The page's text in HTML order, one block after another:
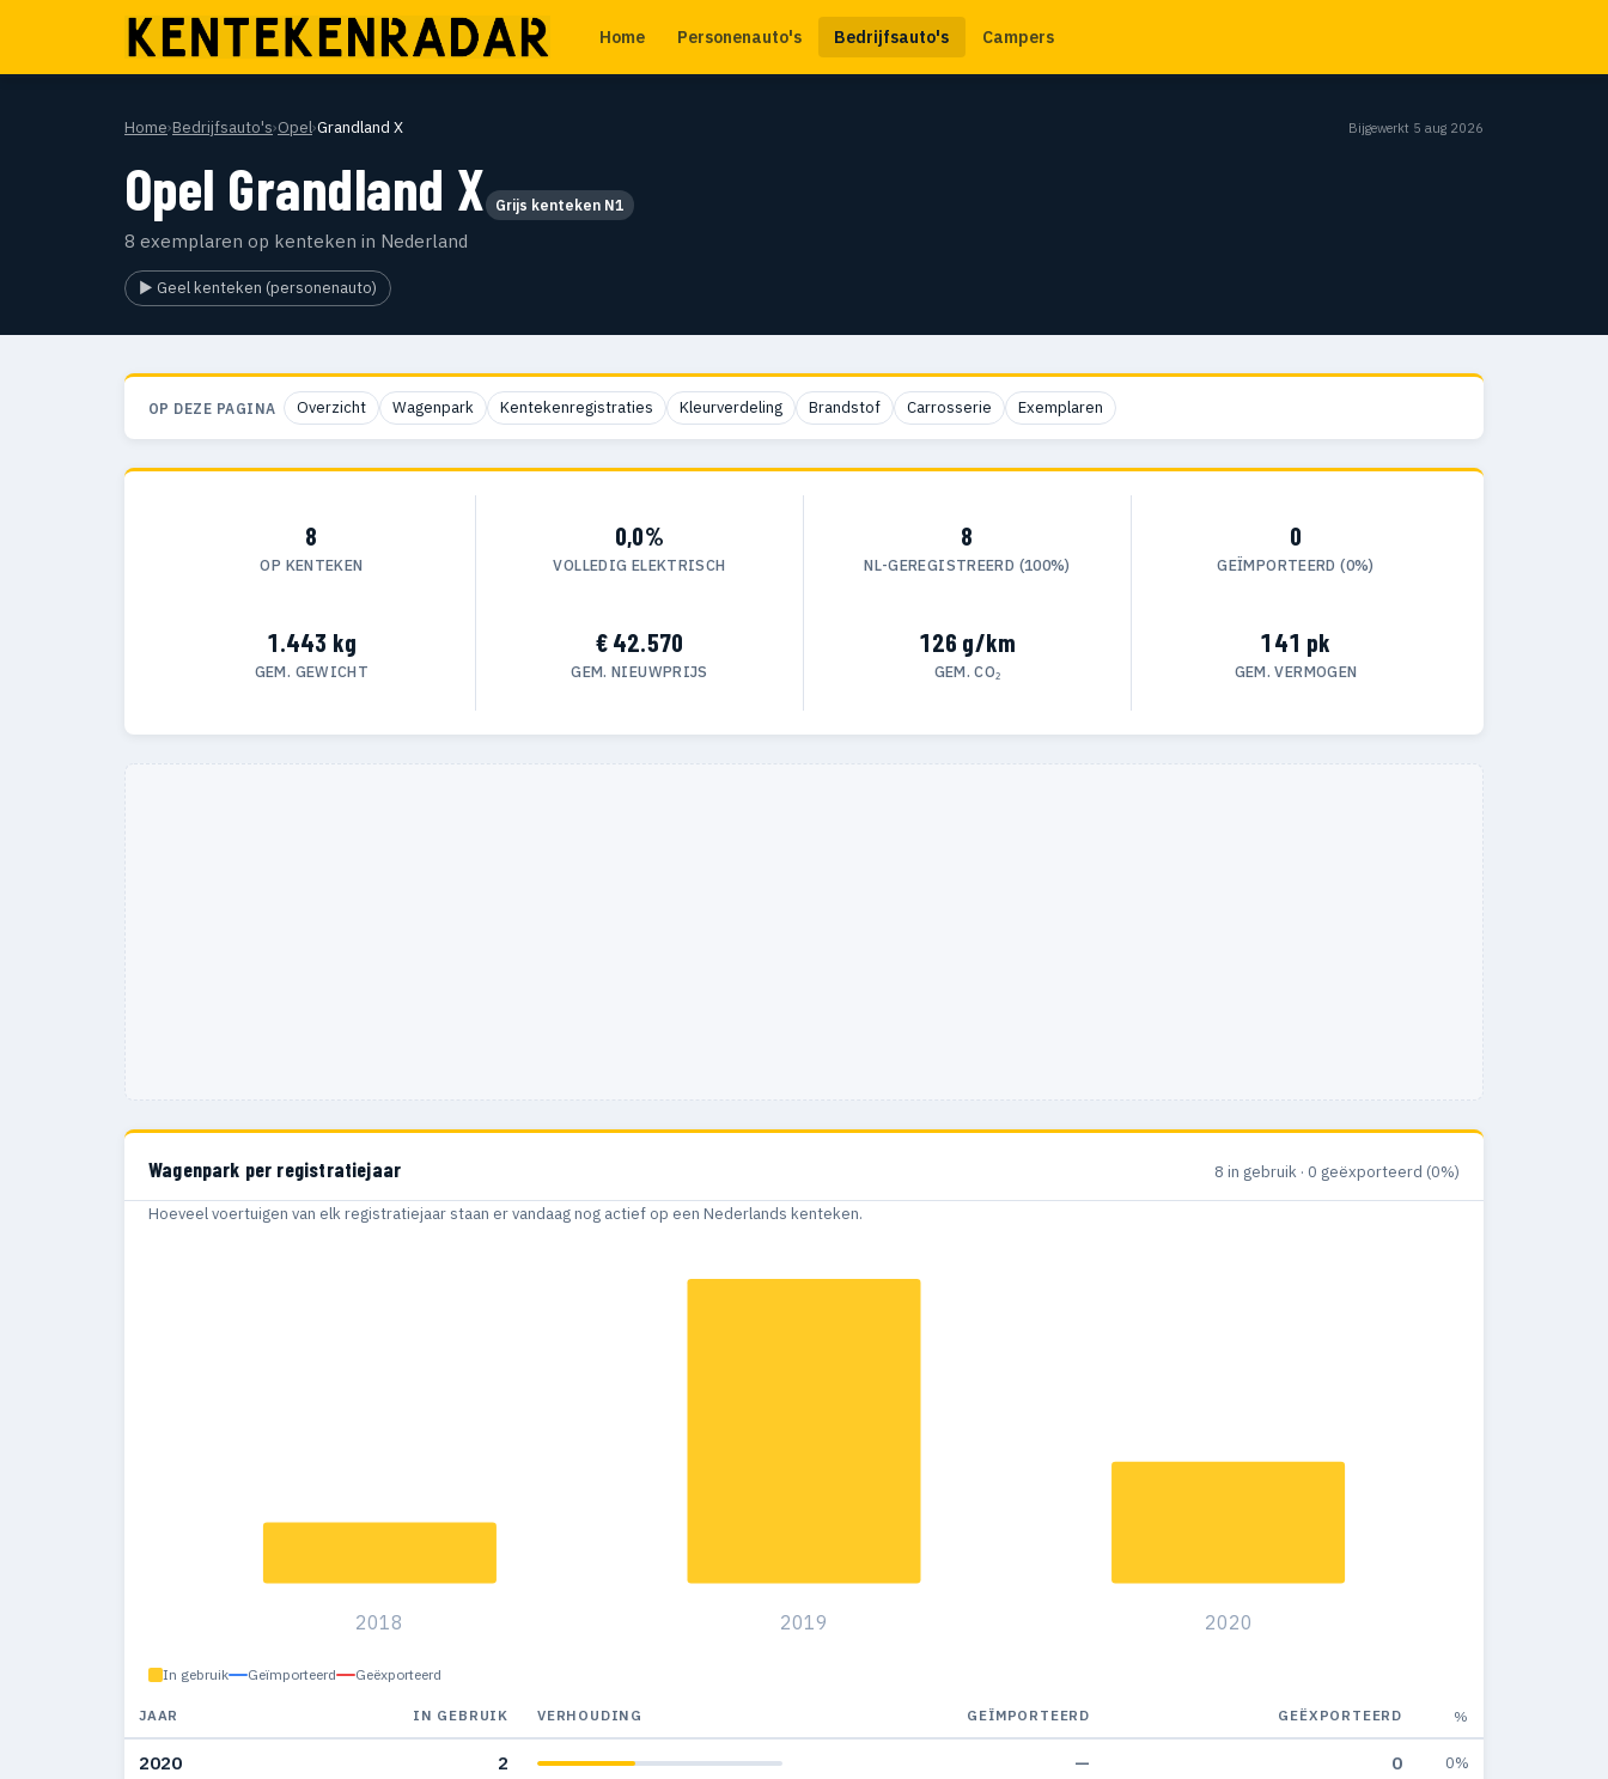
Home Personenauto's Bedrijfsauto's Campers
Home›Bedrijfsauto's›Opel›Grandland X Bijgewerkt 5 aug 2026
Opel Grandland X Grijs kenteken N1
8 exemplaren op kenteken in Nederland
▶ Geel kenteken (personenauto)
OP DEZE PAGINA Overzicht Wagenpark Kentekenregistraties Kleurverdeling Brandstof Carrosserie Exemplaren
8
OP KENTEKEN
0,0%
VOLLEDIG ELEKTRISCH
8
NL-GEREGISTREERD (100%)
0
GEÏMPORTEERD (0%)
1.443 kg
GEM. GEWICHT
€ 42.570
GEM. NIEUWPRIJS
126 g/km
GEM. CO₂
141 pk
GEM. VERMOGEN
Wagenpark per registratiejaar 8 in gebruik · 0 geëxporteerd (0%)
Hoeveel voertuigen van elk registratiejaar staan er vandaag nog actief op een Nederlands kenteken.
2018 2019 2020
In gebruik Geïmporteerd Geëxporteerd
JAAR IN GEBRUIK VERHOUDING GEÏMPORTEERD GEËXPORTEERD %
2020 2 — 0 0%